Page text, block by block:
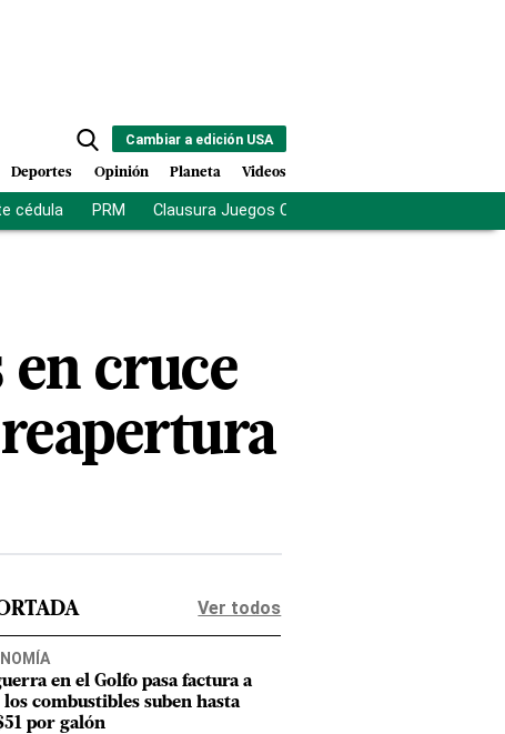
Cambiar a edición USA
Deportes Opinión Planeta Videos
cédula PRM Clausura Juegos Centroamericanos
en cruce
Ver todos
en el Golfo pasa factura a
los combustibles suben hasta
por galón